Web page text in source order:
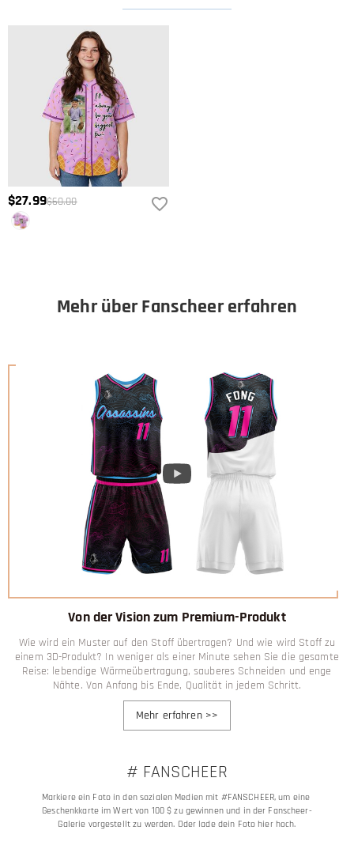
$27.99$60.00
Mehr über Fanscheer erfahren
Von der Vision zum Premium-Produkt
Wie wird ein Muster auf den Stoff übertragen? Und wie wird Stoff zu
einem 3D-Produkt? In weniger als einer Minute sehen Sie die gesamte
Reise: lebendige Wärmeübertragung, sauberes Schneiden und enge
Nähte. Von Anfang bis Ende, Qualität in jedem Schritt.
Mehr erfahren>>
# FANSCHEER
Markiere ein Foto in den sozialen Medien mit #FANSCHEER, um eine
Geschenkkarte im Wert von 100 $ zu gewinnen und in der Fanscheer-
Galerie vorgestellt zu werden. Oder lade dein Foto hier hoch.